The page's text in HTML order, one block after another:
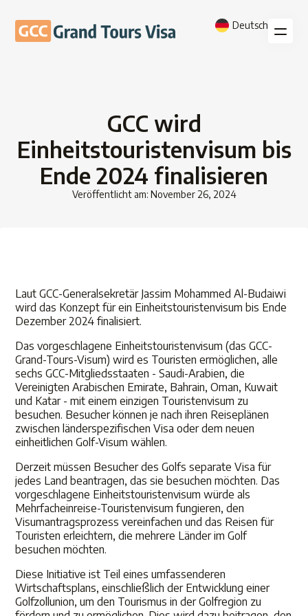
Deutsch
GCC wird
Einheitstouristenvisum bis
Ende 2024 finalisieren
Veröffentlicht am: November 26, 2024
Laut GCC-Generalsekretär Jassim Mohammed Al-Budaiwi
wird das Konzept für ein Einheitstouristenvisum bis Ende
Dezember 2024 finalisiert.
Das vorgeschlagene Einheitstouristenvisum (das GCC-
Grand-Tours-Visum) wird es Touristen ermöglichen, alle
sechs GCC-Mitgliedsstaaten - Saudi-Arabien, die
Vereinigten Arabischen Emirate, Bahrain, Oman, Kuwait
und Katar - mit einem einzigen Touristenvisum zu
besuchen. Besucher können je nach ihren Reiseplänen
zwischen länderspezifischen Visa oder dem neuen
einheitlichen Golf-Visum wählen.
Derzeit müssen Besucher des Golfs separate Visa für
jedes Land beantragen, das sie besuchen möchten. Das
vorgeschlagene Einheitstouristenvisum würde als
Mehrfacheinreise-Touristenvisum fungieren, den
Visumantragsprozess vereinfachen und das Reisen für
Touristen erleichtern, die mehrere Länder im Golf
besuchen möchten.
Diese Initiative ist Teil eines umfassenderen
Wirtschaftsplans, einschließlich der Entwicklung einer
Golfzollunion, um den Tourismus in der Golfregion zu